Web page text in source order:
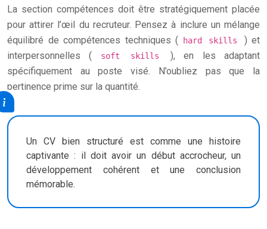
La section compétences doit être stratégiquement placée
pour attirer l’œil du recruteur. Pensez à inclure un mélange
équilibré de compétences techniques (
hard skills ) et
interpersonnelles (
soft skills ), en les adaptant
spécifiquement au poste visé. N’oubliez pas que la
pertinence prime sur la quantité.
Un CV bien structuré est comme une histoire
captivante : il doit avoir un début accrocheur, un
développement cohérent et une conclusion
mémorable.